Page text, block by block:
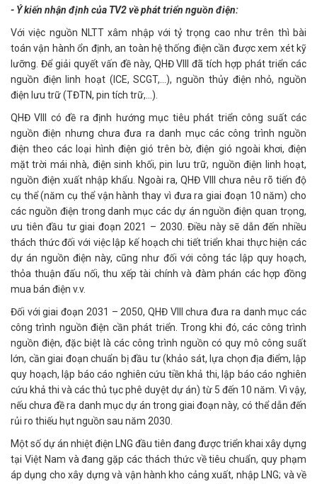
- Ý kiến nhận định của TV2 về phát triển nguồn điện:
Với việc nguồn NLTT xâm nhập với tỷ trọng cao như trên thì bài
toán vận hành ổn định, an toàn hệ thống điện cần được xem xét kỹ
lưỡng. Để giải quyết vấn đề này, QHĐ VIII đã tích hợp phát triển các
nguồn điện linh hoạt (ICE, SCGT,…), nguồn thủy điện nhỏ, nguồn
điện lưu trữ (TĐTN, pin tích trữ,…).
QHĐ VIII có đề ra định hướng mục tiêu phát triển công suất các
nguồn điện nhưng chưa đưa ra danh mục các công trình nguồn
điện theo các loại hình điện gió trên bờ, điện gió ngoài khơi, điện
mặt trời mái nhà, điện sinh khối, pin lưu trữ, nguồn điện linh hoạt,
nguồn điện xuất nhập khẩu. Ngoài ra, QHĐ VIII chưa nêu rõ tiến độ
cụ thể (năm cụ thể vận hành thay vì đưa ra giai đoạn 10 năm) cho
các nguồn điện trong danh mục các dự án nguồn điện quan trọng,
ưu tiên đầu tư giai đoạn 2021 – 2030. Điều này sẽ dẫn đến nhiều
thách thức đối với việc lập kế hoạch chi tiết triển khai thực hiện các
dự án nguồn điện này, cũng như đối với công tác lập quy hoạch,
thỏa thuận đấu nối, thu xếp tài chính và đàm phán các hợp đồng
mua bán điện v.v.
Đối với giai đoạn 2031 – 2050, QHĐ VIII chưa đưa ra danh mục các
công trình nguồn điện cần phát triển. Trong khi đó, các công trình
nguồn điện, đặc biệt là các công trình nguồn có quy mô công suất
lớn, cần giai đoạn chuẩn bị đầu tư (khảo sát, lựa chọn địa điểm, lập
quy hoạch, lập báo cáo nghiên cứu tiền khả thi, lập báo cáo nghiên
cứu khả thi và các thủ tục phê duyệt dự án) từ 5 đến 10 năm. Vì vậy,
nếu chưa đề ra danh mục dự án trong giai đoạn này, có thể dẫn đến
rủi ro thiếu hụt nguồn sau năm 2030.
Một số dự án nhiệt điện LNG đầu tiên đang được triển khai xây dựng
tại Việt Nam và đang gặp các thách thức về tiêu chuẩn, quy phạm
áp dụng cho xây dựng và vận hành kho cảng xuất, nhập LNG; và về